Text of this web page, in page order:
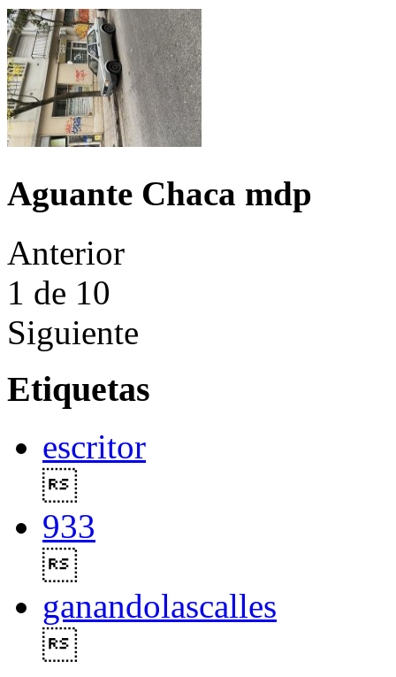
Aguante Chaca mdp
Anterior
1 de 10
Siguiente
Etiquetas
escritor
933
ganandolascalles